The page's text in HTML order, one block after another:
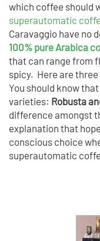
which coffee should
superautomatic
Caravaggio have no
100% pure Arabica
that can range from
spicy. Here are
You should know
varieties: Robusta
difference amongst
explanation that
conscious choice
superautomatic